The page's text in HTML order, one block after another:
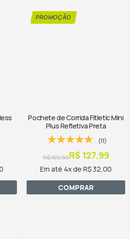
Pochete de Corrida Fitletic Mini
Plus Refletiva Preta
(11)
R$ 127,99
R$ 159,99
Em até 4x de R$ 32,00
COMPRAR